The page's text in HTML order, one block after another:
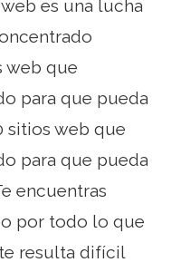
es una lucha
web que
para que pueda
sitios web que
para que pueda
encuentras
por todo lo que
resulta difícil